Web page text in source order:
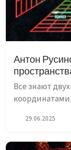
Антон
Все знают
29.06.2025